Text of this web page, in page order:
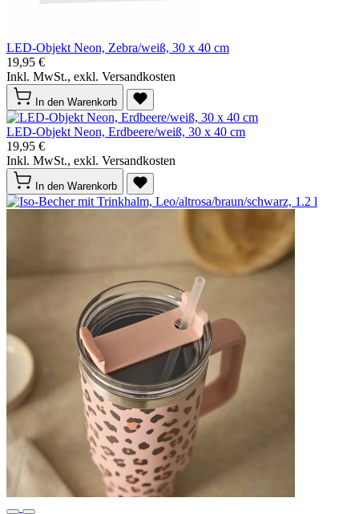
LED-Objekt Neon, Zebra/weiß, 30 x 40 cm
19,95 €
Inkl. MwSt., exkl. Versandkosten
In den Warenkorb
LED-Objekt Neon, Erdbeere/weiß, 30 x 40 cm
19,95 €
Inkl. MwSt., exkl. Versandkosten
In den Warenkorb